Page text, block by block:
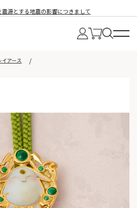
源とする地震の影響につきまして
アース